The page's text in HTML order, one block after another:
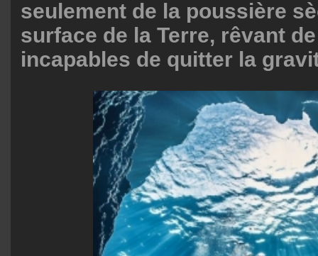
seulement de la poussière
surface de la Terre, rêvant
incapables de quitter la